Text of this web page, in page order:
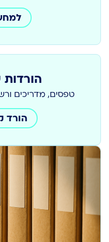
הורדות
טפסים, מדריכים
הורד